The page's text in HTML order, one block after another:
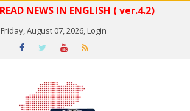
READ NEWS IN ENGLISH ( ver.4.2)
Friday, August 07, 2026,Login